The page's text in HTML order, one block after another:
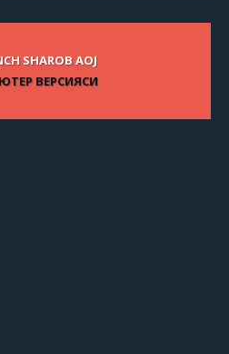
SHAROB AOJ
ВЕРСИЯСИ